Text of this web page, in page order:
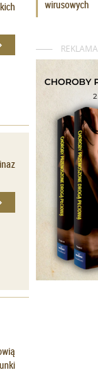
wirusowych
REKLAMA